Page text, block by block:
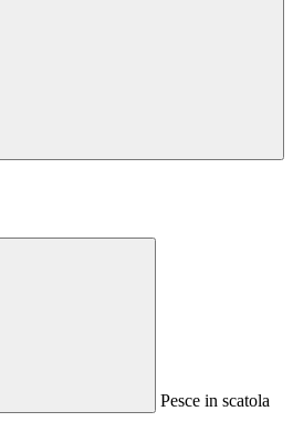
Pesce in scatola